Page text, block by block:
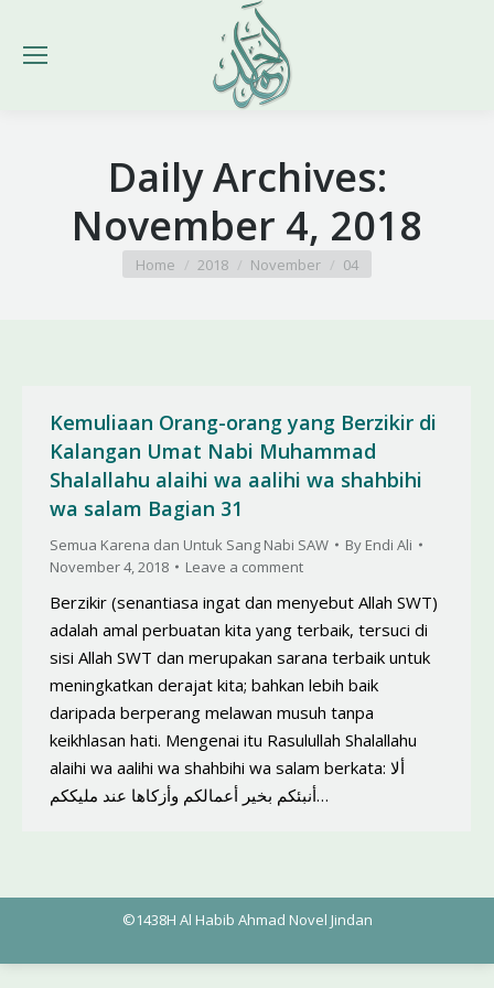
Daily Archives:
November 4, 2018
You are here:
Home 2018 November 04
Kemuliaan Orang-orang yang Berzikir di
Kalangan Umat Nabi Muhammad
Shalallahu alaihi wa aalihi wa shahbihi
wa salam Bagian 31
Semua Karena dan Untuk Sang Nabi SAW By Endi Ali
November 4, 2018
Leave a comment
Berzikir (senantiasa ingat dan menyebut Allah SWT)
adalah amal perbuatan kita yang terbaik, tersuci di
sisi Allah SWT dan merupakan sarana terbaik untuk
meningkatkan derajat kita; bahkan lebih baik
daripada berperang melawan musuh tanpa
keikhlasan hati. Mengenai itu Rasulullah Shalallahu
alaihi wa aalihi wa shahbihi wa salam berkata: ألا
أنبئكم بخير أعمالكم وأزكاها عند مليككم…
©1438H Al Habib Ahmad Novel Jindan